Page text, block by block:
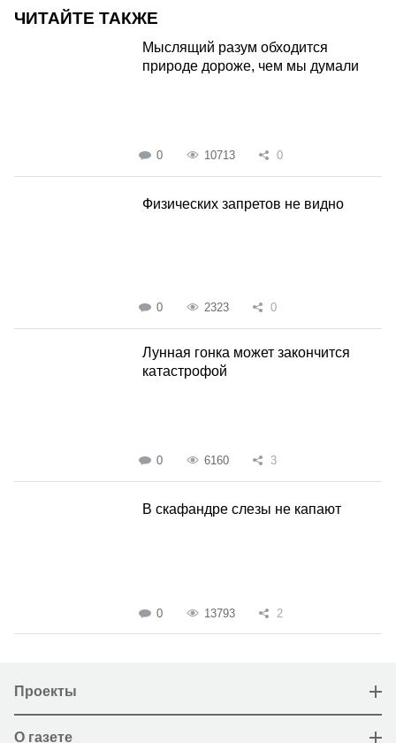
ЧИТАЙТЕ ТАКЖЕ
Мыслящий разум обходится
природе дороже, чем мы думали
0 10713 0
Физических запретов не видно
0 2323 0
Лунная гонка может закончится
катастрофой
0 6160 3
В скафандре слезы не капают
0 13793 2
Проекты
О газете